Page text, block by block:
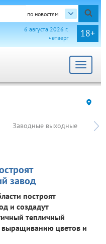
по новостям
18+
6 августа 2026 г.
четверг
Toggle
Заводные выходные
завод
построят
и создадут
тепличный
цветов и